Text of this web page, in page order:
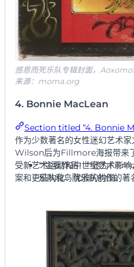
感恩而死乐队专辑封面，
来源：moma.org
4. Bonnie MacLean
Section titled “4. Bonnie
作为少数著名的女性迷幻艺术家
Wilson后为Fillmore海报带来
受新艺术运动和中世纪艺术影
案和更结构化、优雅的构图。
**主要作品：**她为
乐队和鸟院乐队创作的著